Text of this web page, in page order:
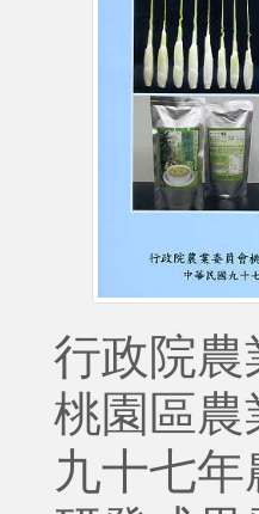
行政院農
桃園區農
九十七